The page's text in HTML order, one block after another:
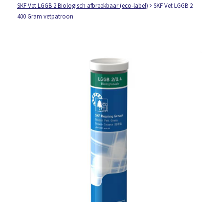
SKF Vet LGGB 2 Biologisch afbreekbaar (eco-label)
SKF Vet LGGB 2
400 Gram vetpatroon